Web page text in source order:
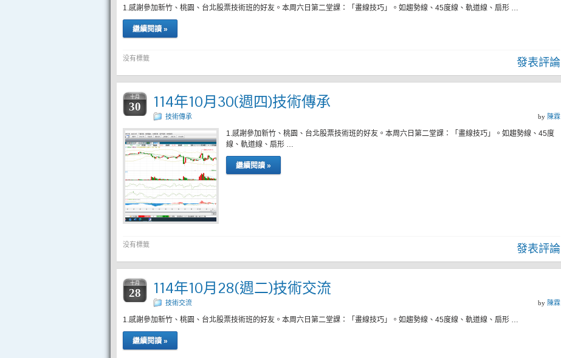
1.感謝參加新竹、桃園、台北股票技術班的好友。本周六日第二堂課：「畫線技巧」。如趨勢線、45度線、軌道線、扇形 …
繼續閱讀 »
没有標籤 發表評論
十月
30 114年10月30(週四)技術傳承
技術傳承 by 陳霖
1.感謝參加新竹、桃園、台北股票技術班的好友。本周六日第二堂課：「畫線技巧」。如趨勢線、45度
線、軌道線、扇形 …
繼續閱讀 »
没有標籤 發表評論
十月
28 114年10月28(週二)技術交流
技術交流 by 陳霖
1.感謝參加新竹、桃園、台北股票技術班的好友。本周六日第二堂課：「畫線技巧」。如趨勢線、45度線、軌道線、扇形 …
繼續閱讀 »